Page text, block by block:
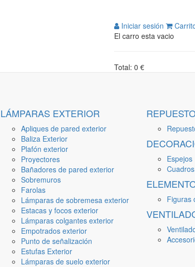
Iniciar sesión
El carro esta vacio
Total: 0 €
LÁMPARAS EXTERIOR
Apliques de pared exterior
Baliza Exterior
Plafón exterior
Proyectores
Bañadores de pared exterior
Sobremuros
Farolas
Lámparas de sobremesa exterior
Estacas y focos exterior
Lámparas colgantes exterior
Empotrados exterior
Punto de señalización
Estufas Exterior
Lámparas de suelo exterior
Espejos
Figuras